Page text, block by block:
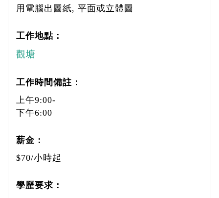
用電腦出圖紙, 平面或立體圖
工作地點：
觀塘
工作時間備註：
上午9:00-
下午6:00
薪金：
$70/小時起
學歷要求：